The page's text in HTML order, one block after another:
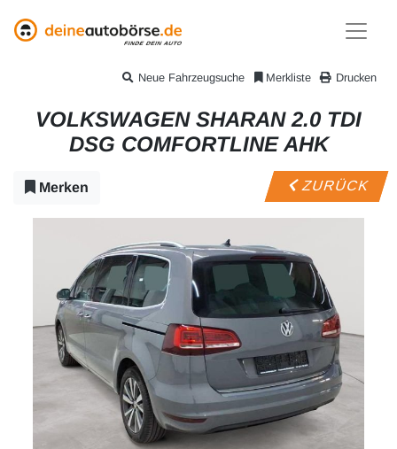
Drucken
Merkliste
Neue Fahrzeugsuche
VOLKSWAGEN SHARAN 2.0 TDI
DSG COMFORTLINE AHK
Merken ZURÜCK